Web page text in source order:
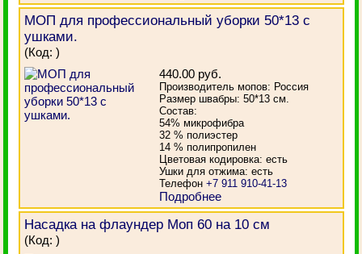
МОП для профессиональный уборки 50*13 с
ушками.
(Код:)
440.00 руб.
Производитель мопов: Россия
Размер швабры: 50*13 см.
Состав:
54% микрофибра
32 % полиэстер
14 % полипропилен
Цветовая кодировка: есть
Ушки для отжима: есть
Телефон+7 911 910-41-13
Подробнее
Насадка на флаундер Моп 60 на 10 см
(Код:)